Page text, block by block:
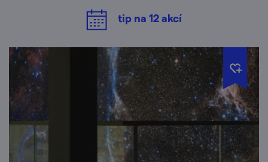
tip na 12akcí